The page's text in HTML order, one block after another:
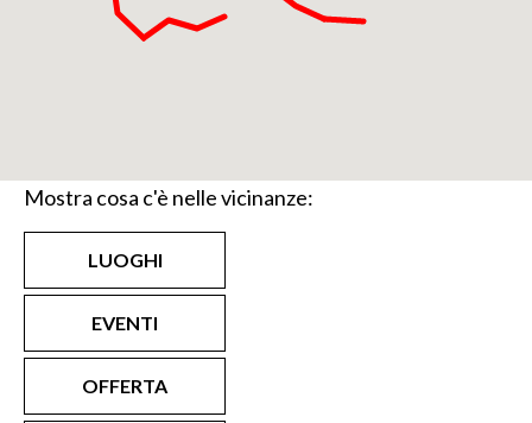
Mostra cosa c'è nelle vicinanze:
LUOGHI
EVENTI
OFFERTA